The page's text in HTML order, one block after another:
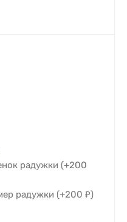
радужки (+200
радужки (+200 ₽)